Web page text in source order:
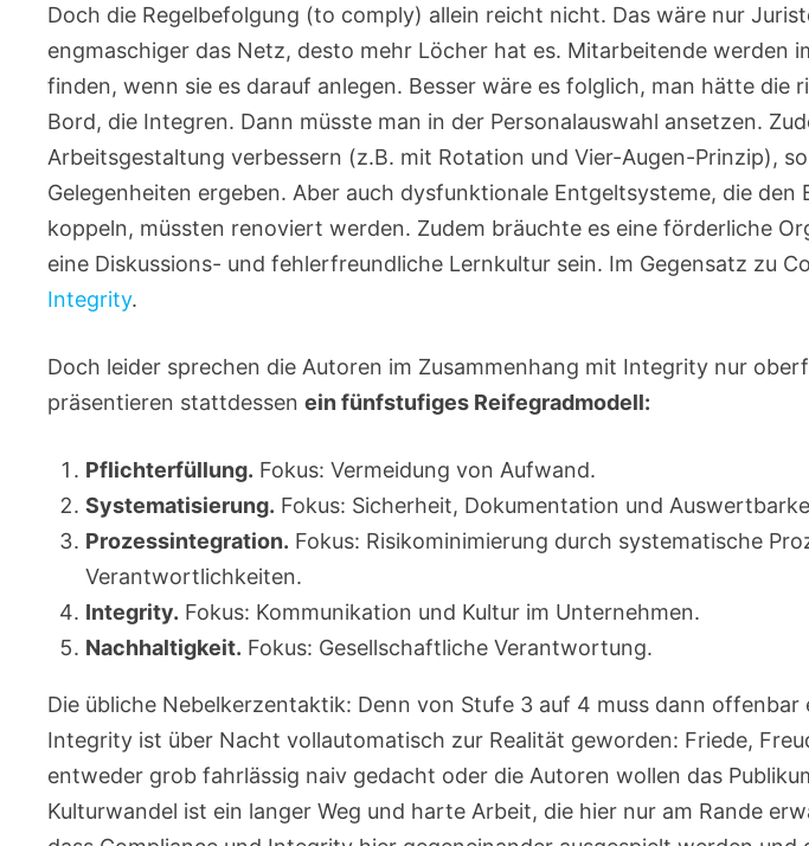
Doch die Regelbefolgung (to comply) allein reicht nicht. Das wäre nur
engmaschiger das Netz, desto mehr Löcher hat es. Mitarbeitende werden
finden, wenn sie es darauf anlegen. Besser wäre es folglich, man hätte die
Bord, die Integren. Dann müsste man in der Personalauswahl ansetzen.
Arbeitsgestaltung verbessern (z.B. mit Rotation und Vier-Augen-Prinzip),
Gelegenheiten ergeben. Aber auch dysfunktionale Entgeltsysteme, die den
koppeln, müssten renoviert werden. Zudem bräuchte es eine förderliche
eine Diskussions- und fehlerfreundliche Lernkultur sein. Im Gegensatz zu
Integrity.
Doch leider sprechen die Autoren im Zusammenhang mit Integrity nur
präsentieren stattdessenein fünfstufiges Reifegradmodell:
Pflichterfüllung. Fokus: Vermeidung von Aufwand.
Systematisierung. Fokus: Sicherheit, Dokumentation und
Prozessintegration. Fokus: Risikominimierung durch systematische
Verantwortlichkeiten.
Integrity. Fokus: Kommunikation und Kultur im Unternehmen.
Nachhaltigkeit. Fokus: Gesellschaftliche Verantwortung.
Die übliche Nebelkerzentaktik: Denn von Stufe 3 auf 4 muss dann offenbar
Integrity ist über Nacht vollautomatisch zur Realität geworden: Friede,
entweder grob fahrlässig naiv gedacht oder die Autoren wollen das
Kulturwandel ist ein langer Weg und harte Arbeit, die hier nur am Rande